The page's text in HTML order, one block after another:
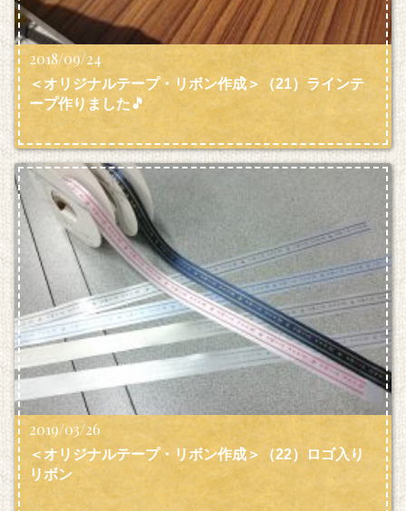
2018/09/24
＜オリジナルテープ・リボン作成＞（21）ラインテ
ープ作りました🎵
2019/03/26
＜オリジナルテープ・リボン作成＞（22）ロゴ入り
リボン